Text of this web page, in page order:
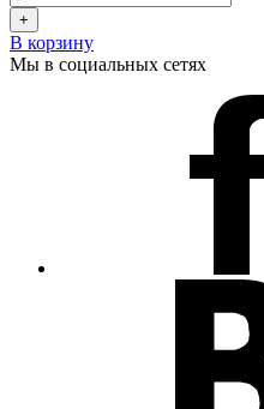
+
В корзину
Мы в социальных сетях